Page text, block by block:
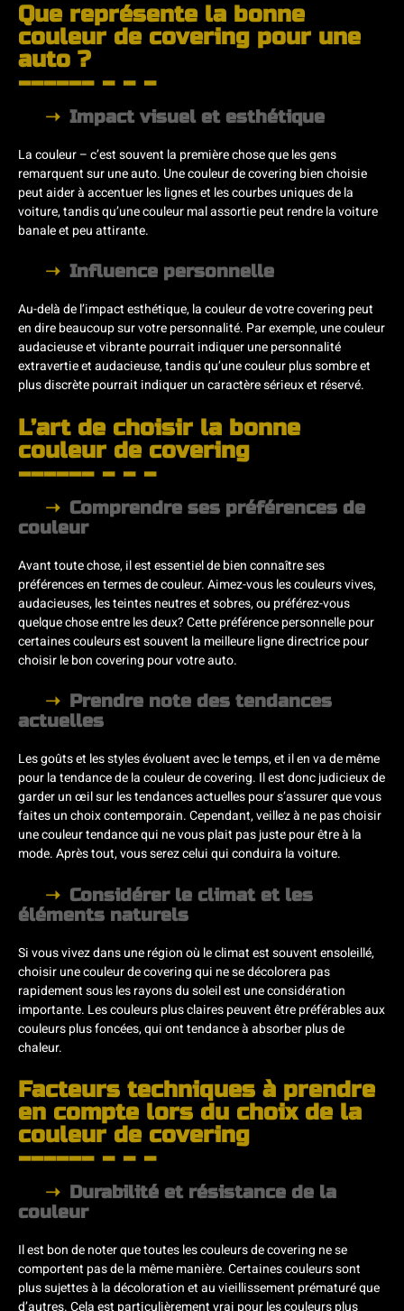
Que représente la bonne
couleur de covering pour une
auto ?
Impact visuel et esthétique
La couleur – c’est souvent la première chose que les gens
remarquent sur une auto. Une couleur de covering bien choisie
peut aider à accentuer les lignes et les courbes uniques de la
voiture, tandis qu’une couleur mal assortie peut rendre la voiture
banale et peu attirante.
Influence personnelle
Au-delà de l’impact esthétique, la couleur de votre covering peut
en dire beaucoup sur votre personnalité. Par exemple, une couleur
audacieuse et vibrante pourrait indiquer une personnalité
extravertie et audacieuse, tandis qu’une couleur plus sombre et
plus discrète pourrait indiquer un caractère sérieux et réservé.
L’art de choisir la bonne
couleur de covering
Comprendre ses préférences de
couleur
Avant toute chose, il est essentiel de bien connaître ses
préférences en termes de couleur. Aimez-vous les couleurs vives,
audacieuses, les teintes neutres et sobres, ou préférez-vous
quelque chose entre les deux? Cette préférence personnelle pour
certaines couleurs est souvent la meilleure ligne directrice pour
choisir le bon covering pour votre auto.
Prendre note des tendances
actuelles
Les goûts et les styles évoluent avec le temps, et il en va de même
pour la tendance de la couleur de covering. Il est donc judicieux de
garder un œil sur les tendances actuelles pour s’assurer que vous
faites un choix contemporain. Cependant, veillez à ne pas choisir
une couleur tendance qui ne vous plait pas juste pour être à la
mode. Après tout, vous serez celui qui conduira la voiture.
Considérer le climat et les
éléments naturels
Si vous vivez dans une région où le climat est souvent ensoleillé,
choisir une couleur de covering qui ne se décolorera pas
rapidement sous les rayons du soleil est une considération
importante. Les couleurs plus claires peuvent être préférables aux
couleurs plus foncées, qui ont tendance à absorber plus de
chaleur.
Facteurs techniques à prendre
en compte lors du choix de la
couleur de covering
Durabilité et résistance de la
couleur
Il est bon de noter que toutes les couleurs de covering ne se
comportent pas de la même manière. Certaines couleurs sont
plus sujettes à la décoloration et au vieillissement prématuré que
d’autres. Cela est particulièrement vrai pour les couleurs plus